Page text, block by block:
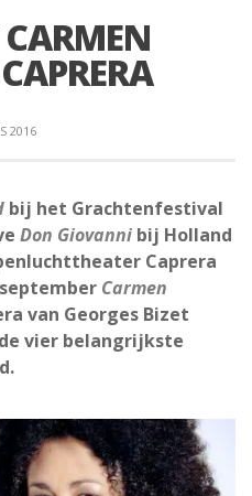
2016
bij het Grachtenfestival
Don Giovanni bij Holland
Caprera
Carmen
van Georges Bizet
vier belangrijkste